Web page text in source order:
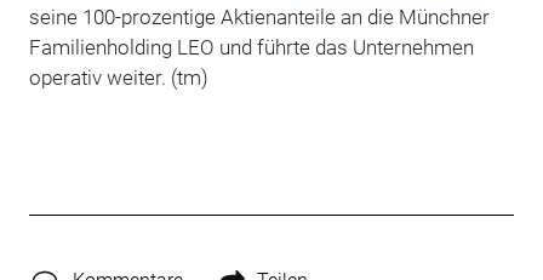
seine 100-prozentige Aktienanteile an die Münchner
Familienholding LEO und führte das Unternehmen
operativ weiter. (tm)